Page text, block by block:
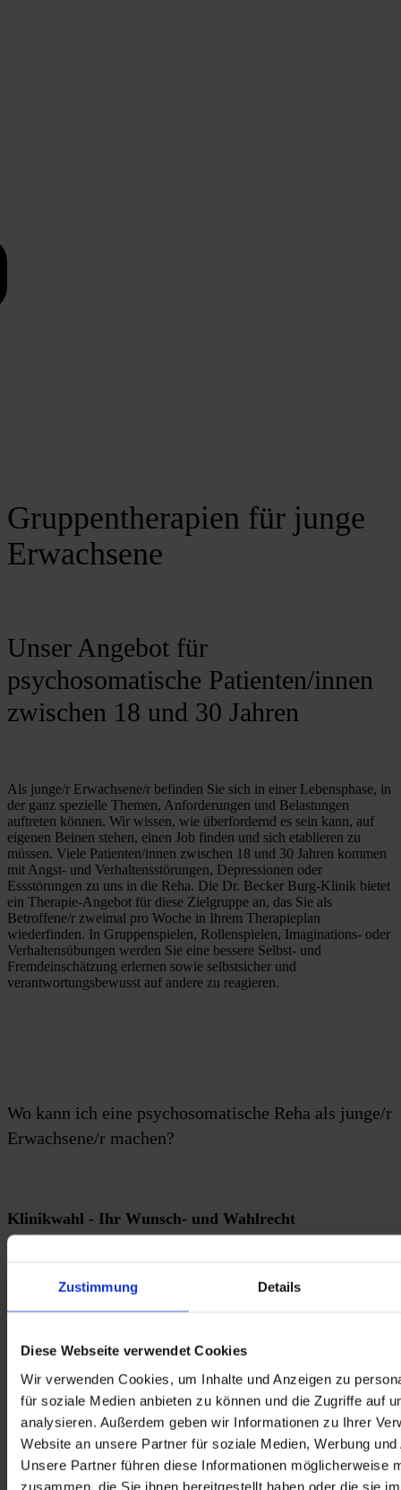
Zustimmung Details
Diese Webseite verwendet Cookies
Wir verwenden Cookies, um Inhalte und Anzeigen zu
für soziale Medien anbieten zu können und die Zugriffe auf
analysieren. Außerdem geben wir Informationen zu Ihrer
Website an unsere Partner für soziale Medien, Werbung
Unsere Partner führen diese Informationen möglicherweise
zusammen, die Sie ihnen bereitgestellt haben oder die sie
Gruppentherapien für junge
Erwachsene
Unser Angebot für
psychosomatische Patienten/innen
zwischen 18 und 30 Jahren
Als junge/r Erwachsene/r befinden Sie sich in einer Lebensphase, in
der ganz spezielle Themen, Anforderungen und Belastungen
auftreten können. Wir wissen, wie überfordernd es sein kann, auf
eigenen Beinen stehen, einen Job finden und sich etablieren zu
müssen. Viele Patienten/innen zwischen 18 und 30 Jahren kommen
mit Angst- und Verhaltensstörungen, Depressionen oder
Essstörungen zu uns in die Reha. Die Dr. Becker Burg-Klinik bietet
ein Therapie-Angebot für diese Zielgruppe an, das Sie als
Betroffene/r zweimal pro Woche in Ihrem Therapieplan
wiederfinden. In Gruppenspielen, Rollenspielen, Imaginations- oder
Verhaltensübungen werden Sie eine bessere Selbst- und
Fremdeinschätzung erlernen sowie selbstsicher und
verantwortungsbewusst auf andere zu reagieren.
Wo kann ich eine psychosomatische Reha als junge/r
Erwachsene/r machen?
Klinikwahl - Ihr Wunsch- und Wahlrecht
sich die Behandlung in Ihrer Wunschklinik medizinisch für Sie
eignet. Diese Möglichkeit der Patientenmitsprache nennt sich
Sie das Angebot der Reha für junge Erwachsene angeben. Eine
psychosomatische Reha für junge Erwachsene können Sie in dieser
Dr. Becker Klinik machen:
Dr. Becker Burg-Klinik nahe Fulda, Bad Hersfeld, Erfurt